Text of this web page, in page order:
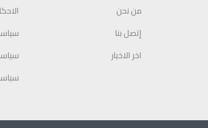
من نحن
إتصل بنا
اخر الاخبار